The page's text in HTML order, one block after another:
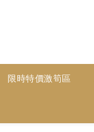
限時特價激筍區